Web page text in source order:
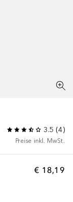
3.5 (4)
Preise inkl. MwSt.
€ 18,19